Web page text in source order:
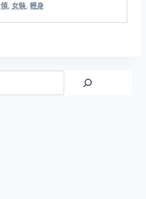
女裝 輕身